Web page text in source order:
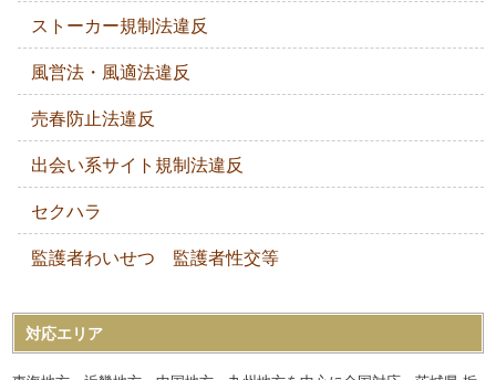
ストーカー規制法違反
風営法・風適法違反
売春防止法違反
出会い系サイト規制法違反
セクハラ
監護者わいせつ 監護者性交等
対応エリア